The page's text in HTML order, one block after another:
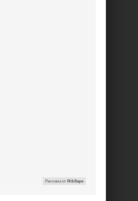
Реклама от RtbSape